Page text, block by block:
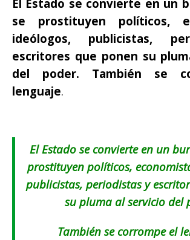
El Estado se convierte en un
se prostituyen políticos,
ideólogos, publicistas,
escritores que ponen su
del poder. También se
lenguaje.
El Estado se convierte en un
prostituyen políticos,
publicistas, periodistas y
su pluma al servicio del
También se corrompe el